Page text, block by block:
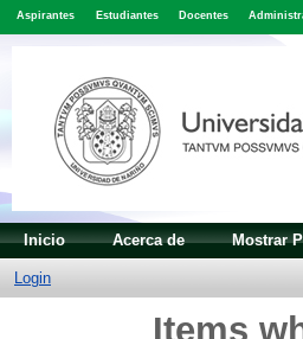
Aspirantes Estudiantes Docentes
Inicio Acerca de Mostrar
Login
Items